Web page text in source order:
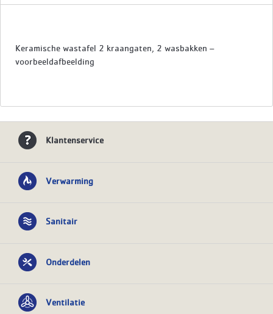
Keramische wastafel 2 kraangaten, 2 wasbakken –
voorbeeldafbeelding
Klantenservice
Verwarming
Sanitair
Onderdelen
Ventilatie